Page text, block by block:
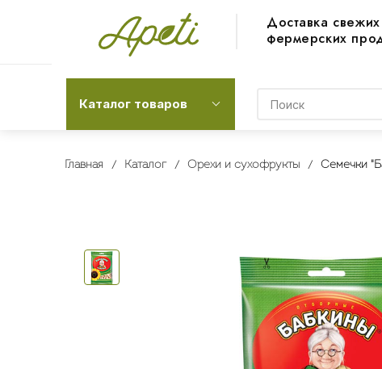
Доставка свежих
фермерских
Каталог товаров
Главная Каталог Орехи и сухофрукты Семечки